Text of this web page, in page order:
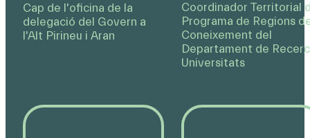
Cap de l'oficina de la
delegació del Govern a
l'Alt Pirineu i Aran
Coordinador Territorial
Programa de Regions
Coneixement del
Departament de
Universitats